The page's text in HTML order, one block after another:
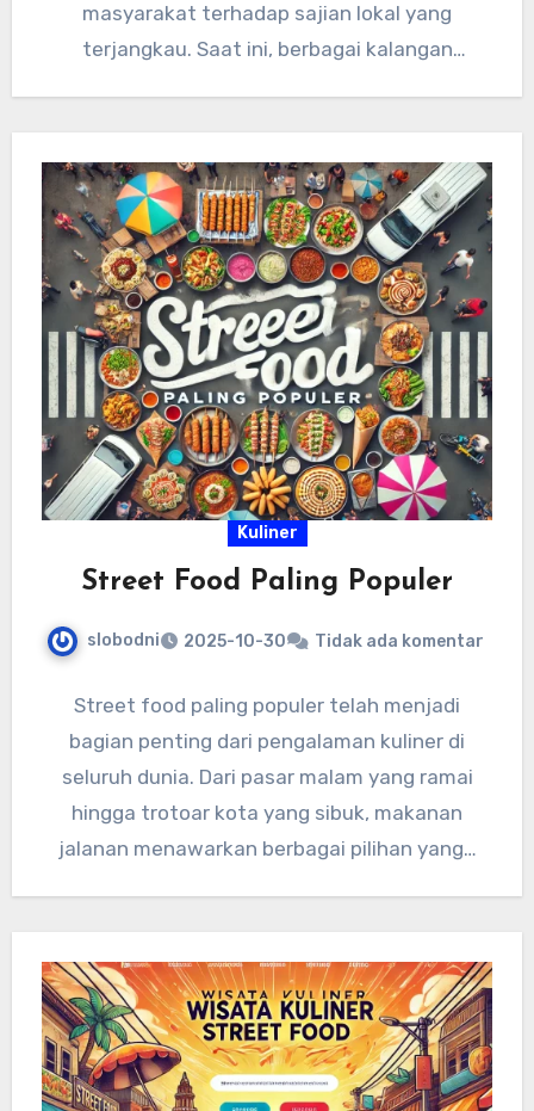
masyarakat terhadap sajian lokal yang
terjangkau. Saat ini, berbagai kalangan
Kuliner
Street Food Paling Populer
slobodni 2025-10-30 Tidak ada komentar
Street food paling populer telah menjadi
bagian penting dari pengalaman kuliner di
seluruh dunia. Dari pasar malam yang ramai
hingga trotoar kota yang sibuk, makanan
jalanan menawarkan berbagai pilihan yang…